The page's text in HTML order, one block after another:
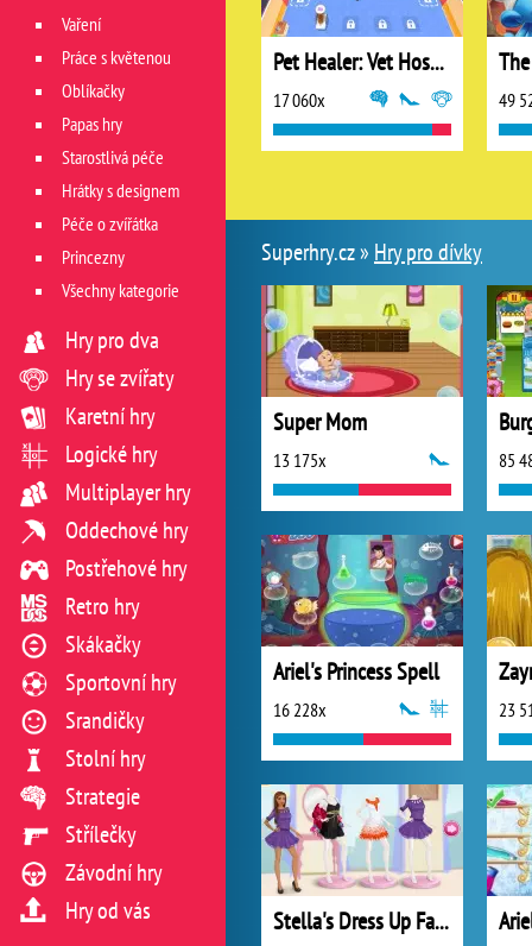
Pet Healer: Vet Hospital
17 060x 49
Superhry.cz » Hry pro dívky
Super Mom
13 175x 85
Ariel's Princess Spell
16 228x 23
Stella's Dress Up Fashion Show
Vaření
Práce s květenou
Oblíkačky
Papas hry
Starostlivá péče
Hrátky s designem
Péče o zvířátka
Princezny
Všechny kategorie
Hry pro dva
Hry se zvířaty
Karetní hry
Logické hry
Multiplayer hry
Oddechové hry
Postřehové hry
Retro hry
Skákačky
Sportovní hry
Srandičky
Stolní hry
Strategie
Střílečky
Závodní hry
Hry od vás